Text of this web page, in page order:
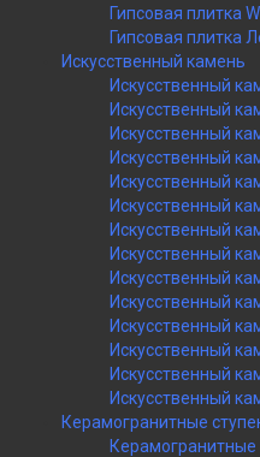
Гипсовая плитка
Гипсовая плитка
Искусственный камень
Искусственный
Искусственный
Искусственный
Искусственный
Искусственный
Искусственный
Искусственный
Искусственный
Искусственный
Искусственный
Искусственный
Искусственный
Искусственный
Искусственный
Керамогранитные
Керамогранитные